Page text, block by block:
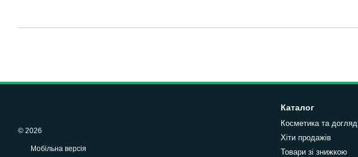
© 2026
Мобільна версія
Каталог
Косметика та догляд
Хіти продажів
Товари зі знижкою